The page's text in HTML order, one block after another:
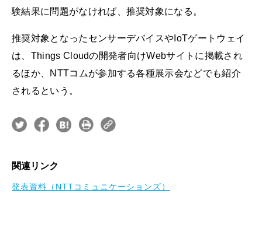
験結果に問題がなければ、推奨対象になる。
推奨対象となったセンサーデバイスやIoTゲートウェイ
は、Things Cloudの開発者向けWebサイトに掲載され
るほか、NTTコムが参加する各種展示会などでも紹介
されるという。
関連リンク
発表資料（NTTコミュニケーションズ）